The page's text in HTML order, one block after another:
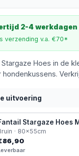
2-4 werkdagen
verzending v.a. €70*
Stargaze Hoes in de
uitvoering
Stargaze Hoes
· 80x55cm